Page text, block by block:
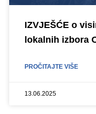
IZVJEŠĆE o
lokalnih izbora
PROČITAJTE VIŠE
13.06.2025